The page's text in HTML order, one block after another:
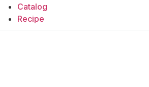
Catalog
Recipe